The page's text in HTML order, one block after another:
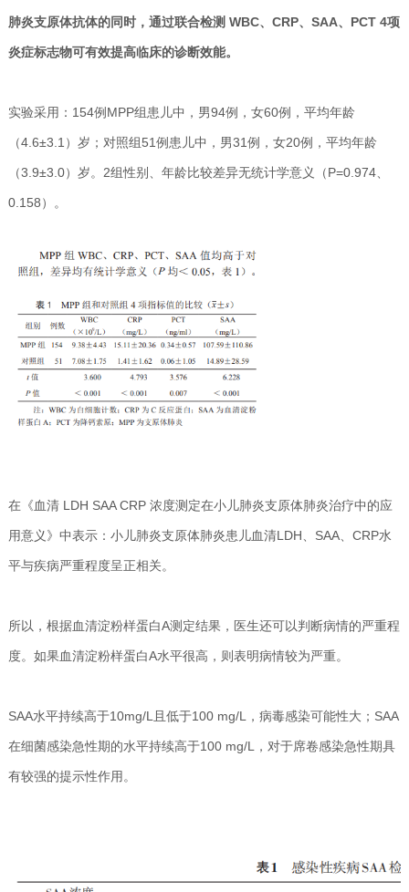
肺炎支原体抗体的同时，通过联合检测 WBC、CRP、SAA、PCT 4项
炎症标志物可有效提高临床的诊断效能。
实验采用：154例MPP组患儿中，男94例，女60例，平均年龄
（4.6±3.1）岁；对照组51例患儿中，男31例，女20例，平均年龄
（3.9±3.0）岁。2组性别、年龄比较差异无统计学意义（P=0.974、
0.158）。
在《血清 LDH SAA CRP 浓度测定在小儿肺炎支原体肺炎治疗中的应
用意义》中表示：小儿肺炎支原体肺炎患儿血清LDH、SAA、CRP水
平与疾病严重程度呈正相关。
所以，根据血清淀粉样蛋白A测定结果，医生还可以判断病情的严重程
度。如果血清淀粉样蛋白A水平很高，则表明病情较为严重。
SAA水平持续高于10mg/L且低于100 mg/L，病毒感染可能性大；SAA
在细菌感染急性期的水平持续高于100 mg/L，对于席卷感染急性期具
有较强的提示性作用。